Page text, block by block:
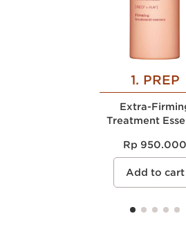
1. PREP
Extra-
Treatment
Rp 950.000
Add to cart